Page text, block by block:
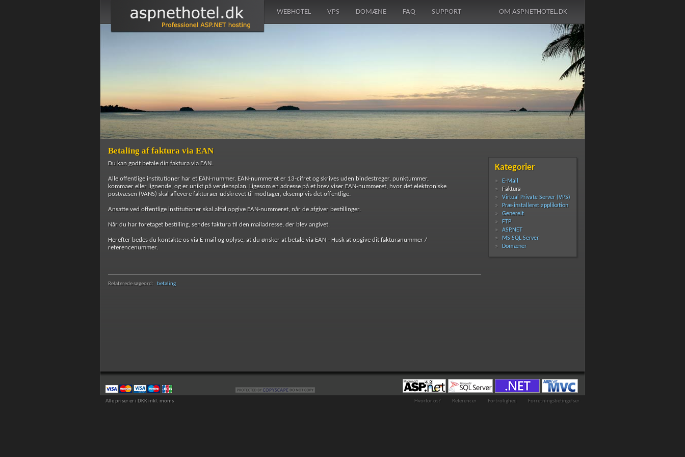
WEBHOTEL VPS DOMÆNE FAQ SUPPORT OM ASPNETHOTEL.DK
Kategorier
E-Mail
Faktura
Virtual Private Server (VPS)
Præ-installeret applikation
Generelt
FTP
ASP.NET
MS SQL Server
Domæner
Betaling af faktura via EAN
Du kan godt betale din faktura via EAN.
Alle offentlige institutioner har et EAN-nummer. EAN-nummeret er 13-cifret og skrives uden bindestreger, punktummer,
kommaer eller lignende, og er unikt på verdensplan. Ligesom en adresse på et brev viser EAN-nummeret, hvor det elektroniske
postvæsen (VANS) skal aflevere fakturaer udskrevet til modtager, eksemplvis det offentlige.
Ansatte ved offentlige institutioner skal altid opgive EAN-nummeret, når de afgiver bestillinger.
Når du har foretaget bestilling, sendes faktura til den mailadresse, der blev angivet.
Herefter bedes du kontakte os via E-mail og oplyse, at du ønsker at betale via EAN - Husk at opgive dit fakturanummer /
referencenummer.
Relaterede søgeord: betaling
Alle priser er i DKK inkl. moms Hvorfor os? Referencer Fortrolighed Forretningsbetingelser